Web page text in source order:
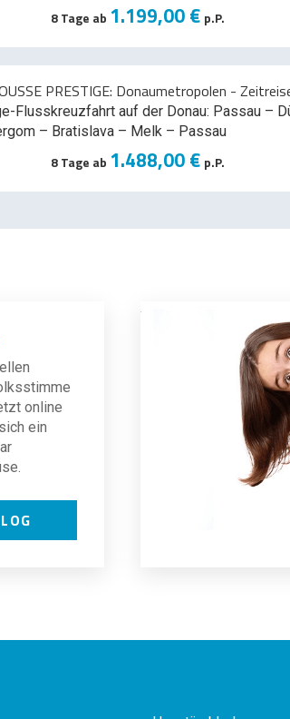
8 Tage ab 1.199,00 € p.P.
PRESTIGE: Donaumetropolen -
Flusskreuzfahrt auf der Donau: Passau –
– Bratislava – Melk – Passau
8 Tage ab 1.488,00 € p.P.
online
ein